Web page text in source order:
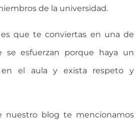
de la universidad.
que te conviertas en una de
se esfuerzan porque haya un
en el aula y exista respeto y
nuestro blog te mencionamos